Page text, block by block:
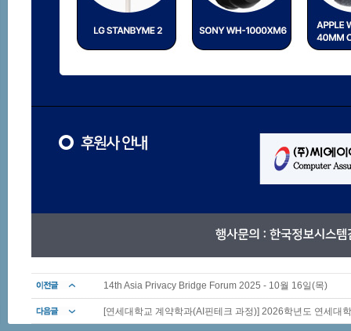
14th Asia Privacy Bridge Forum 2025 - 10월 16일(목)
[연세대학교 계약학과(AI핀테크 과정)] 2026학년도 연세대